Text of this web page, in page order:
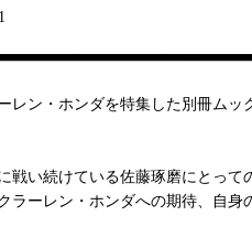
レン・ホンダを特集した別冊ム
戦い続けている佐藤琢磨にとって
ラーレン・ホンダへの期待、自